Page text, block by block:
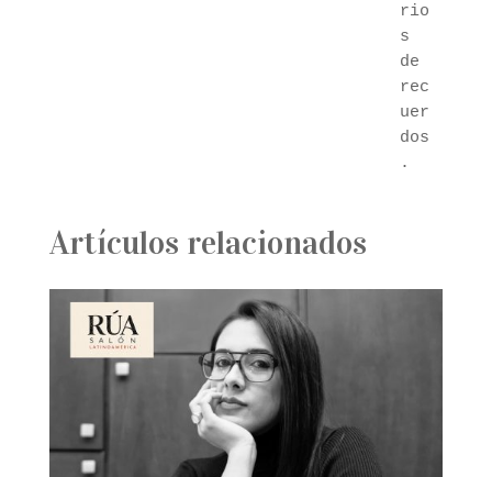
rio
s
de
rec
uer
dos
.
Artículos relacionados